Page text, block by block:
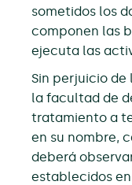
sometidos los
componen las
ejecuta las
Sin perjuicio de
la facultad de
tratamiento a
en su nombre,
deberá
establecidos